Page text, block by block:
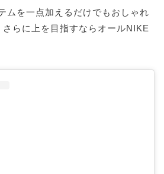
ムを一点加えるだけでもおしゃれ
らに上を目指すならオールNIKE